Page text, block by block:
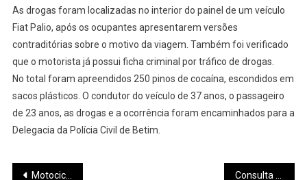
As drogas foram localizadas no interior do painel de um veículo
Fiat Palio, após os ocupantes apresentarem versões
contraditórias sobre o motivo da viagem. Também foi verificado
que o motorista já possui ficha criminal por tráfico de drogas.
No total foram apreendidos 250 pinos de cocaína, escondidos em
sacos plásticos. O condutor do veículo de 37 anos, o passageiro
de 23 anos, as drogas e a ocorrência foram encaminhados para a
Delegacia da Polícia Civil de Betim.
Motociclistas embriagados são presos na MG-430, em Igaratinga